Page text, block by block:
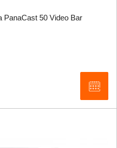
PanaCast 50 Video Bar